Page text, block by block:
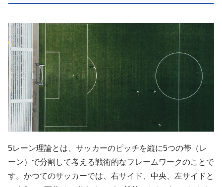
5レーン理論とは、サッカーのピッチを縦に5つの帯（レ
ーン）で分割して考える戦術的なフレームワークのことで
す。かつてのサッカーでは、右サイド、中央、左サイドと